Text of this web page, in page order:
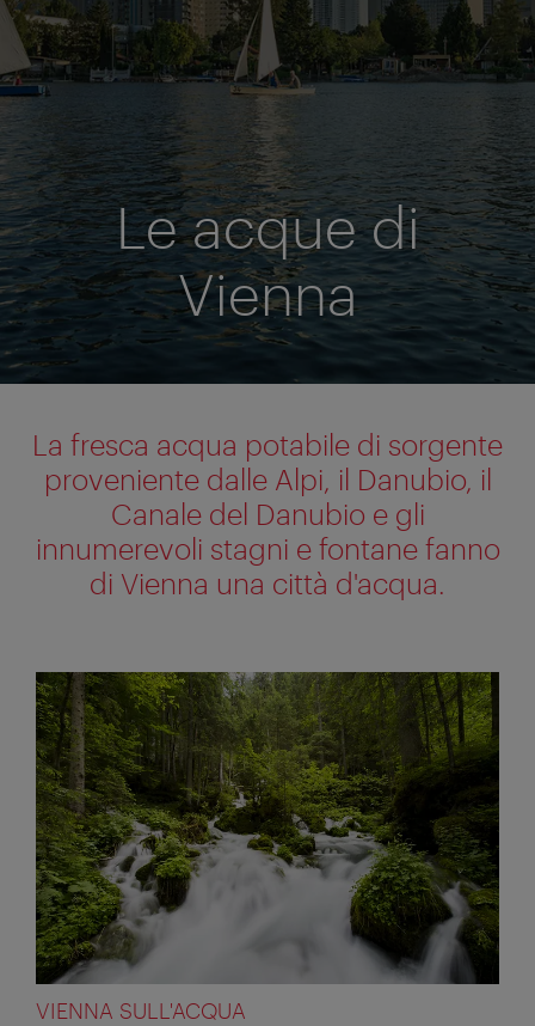
Le acque di
Vienna
La fresca acqua potabile di sorgente
proveniente dalle Alpi, il Danubio, il
Canale del Danubio e gli
innumerevoli stagni e fontane fanno
di Vienna una città d'acqua.
VIENNA SULL'ACQUA